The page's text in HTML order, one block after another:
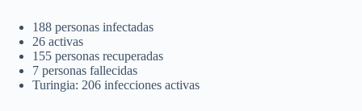
188 personas infectadas
26 activas
155 personas recuperadas
7 personas fallecidas
Turingia: 206 infecciones activas